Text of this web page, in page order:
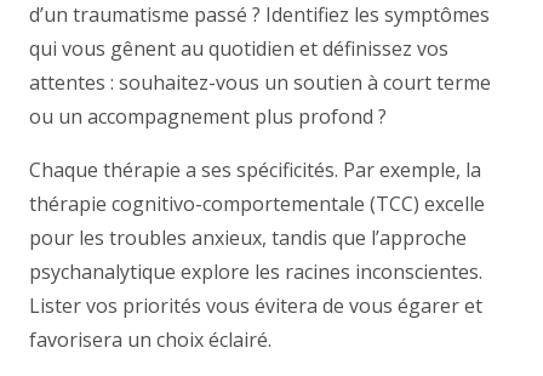
d’un traumatisme passé ? Identifiez les symptômes
qui vous gênent au quotidien et définissez vos
attentes : souhaitez-vous un soutien à court terme
ou un accompagnement plus profond ?
Chaque thérapie a ses spécificités. Par exemple, la
thérapie cognitivo-comportementale (TCC) excelle
pour les troubles anxieux, tandis que l’approche
psychanalytique explore les racines inconscientes.
Lister vos priorités vous évitera de vous égarer et
favorisera un choix éclairé.